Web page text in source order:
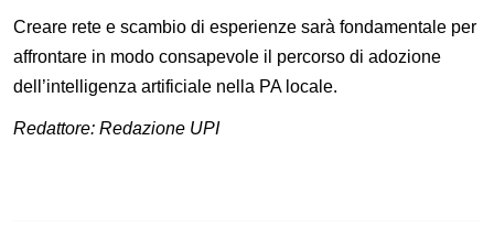
Creare rete e scambio di esperienze sarà fondamentale per
affrontare in modo consapevole il percorso di adozione
dell’intelligenza artificiale nella PA locale.
Redattore: Redazione UPI